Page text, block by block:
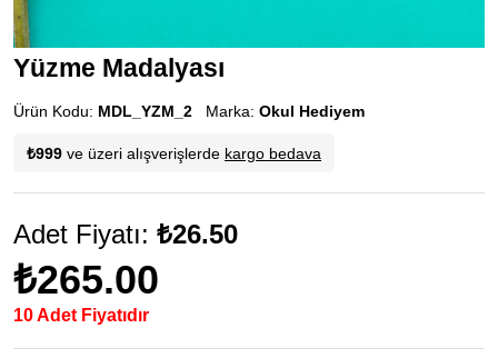
Yüzme Madalyası
Ürün Kodu: MDL_YZM_2 Marka: Okul Hediyem
₺999 ve üzeri alışverişlerde kargo bedava
Adet Fiyatı: ₺26.50
₺265.00
10 Adet Fiyatıdır